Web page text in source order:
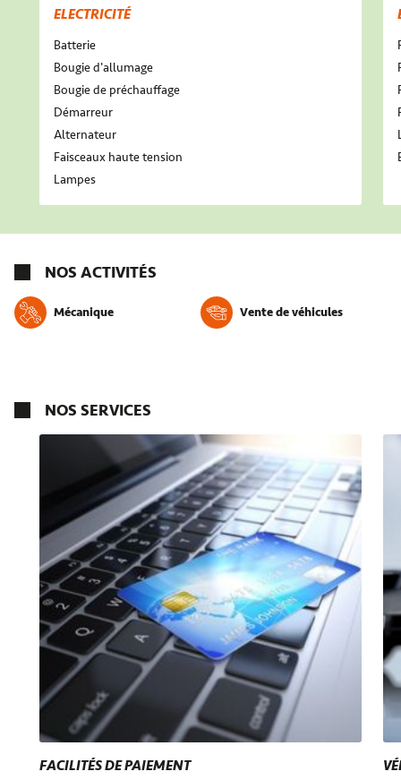
ELECTRICITÉ
Batterie
Bougie d'allumage
Bougie de préchauffage
Démarreur
Alternateur
Faisceaux haute tension
Lampes
NOS ACTIVITÉS
Mécanique Vente de véhicules
NOS SERVICES
FACILITÉS DE PAIEMENT